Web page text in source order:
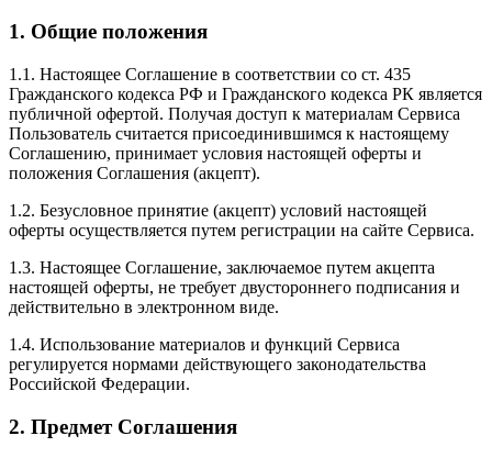
1. Общие положения
1.1. Настоящее Соглашение в соответствии со ст. 435
Гражданского кодекса РФ и Гражданского кодекса РК является
публичной офертой. Получая доступ к материалам Сервиса
Пользователь считается присоединившимся к настоящему
Соглашению, принимает условия настоящей оферты и
положения Соглашения (акцепт).
1.2. Безусловное принятие (акцепт) условий настоящей
оферты осуществляется путем регистрации на сайте Сервиса.
1.3. Настоящее Соглашение, заключаемое путем акцепта
настоящей оферты, не требует двустороннего подписания и
действительно в электронном виде.
1.4. Использование материалов и функций Сервиса
регулируется нормами действующего законодательства
Российской Федерации.
2. Предмет Соглашения